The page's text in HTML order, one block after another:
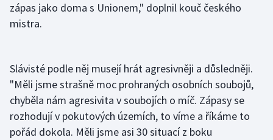
Veslování
Volejbal
Ostatní
zápas jako doma s Unionem," doplnil kouč českého
mistra.
Slávisté podle něj musejí hrát agresivněji a důsledněji.
"Měli jsme strašně moc prohraných osobních soubojů,
chyběla nám agresivita v soubojích o míč. Zápasy se
rozhodují v pokutových územích, to víme a říkáme to
pořád dokola. Měli jsme asi 30 situací z boku